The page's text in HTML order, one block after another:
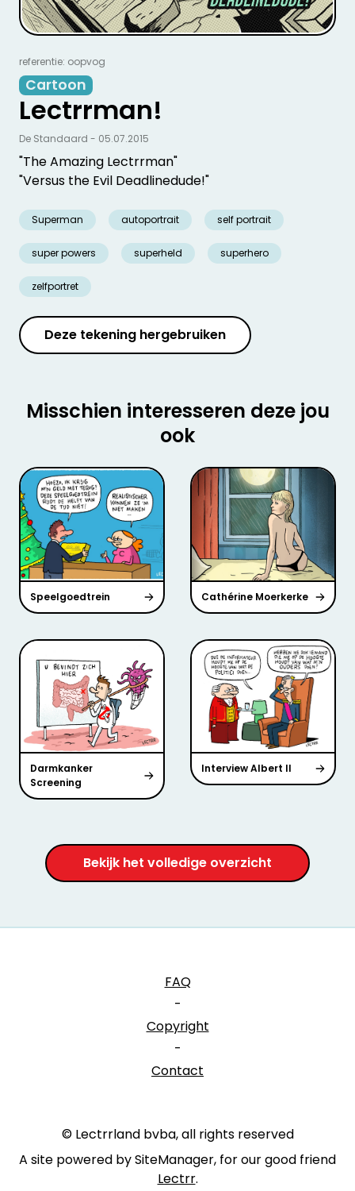
referentie: oopvog
Cartoon
Lectrrman!
"The Amazing Lectrrman"
"Versus the Evil Deadlinedude!"
Superman autoportrait self portrait
super powers superheld superhero
zelfportret
De Standaard - 05.07.2015
Deze tekening hergebruiken
Misschien interesseren deze jou
ook
Speelgoedtrein Cathérine Moerkerke
Darmkanker
Screening
Interview Albert II
Bekijk het volledige overzicht
FAQ
-
Copyright
-
Contact
© Lectrrland bvba, all rights reserved
A site powered by SiteManager, for our good friend
Lectrr.